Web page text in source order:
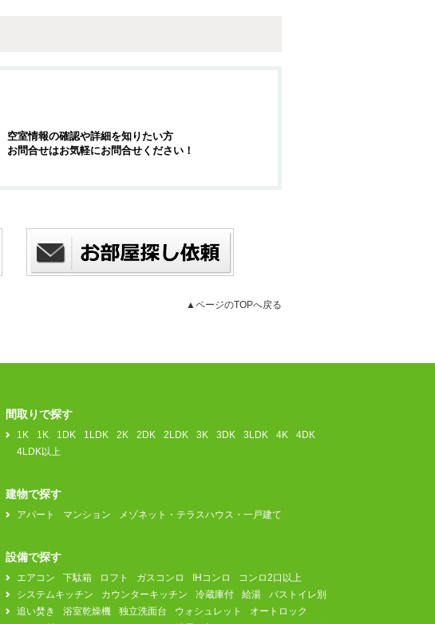
空室情報の確認や詳細を知りたい方
お問合せはお気軽にお問合せください！
▲ページのTOPへ戻る
間取りで探す
1K 1K 1DK 1LDK 2K 2DK 2LDK 3K 3DK 3LDK 4K
4DK
4LDK以上
建物で探す
アパート マンション メゾネット・テラスハウス・一戸建て
設備で探す
エアコン 下駄箱 ロフト ガスコンロ IHコンロ
コンロ2口以上
システムキッチン
カウンターキッチン 冷蔵庫付 給湯
バストイレ別
追い焚き
浴室乾燥機 独立洗面台 ウォシュレット
オートロック